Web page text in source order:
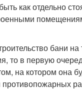
как отдельно
бани на
то в первую
на котором она